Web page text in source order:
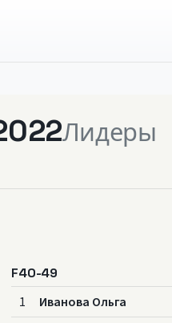
Лидеры
F40-49
1 Иванова Ольга